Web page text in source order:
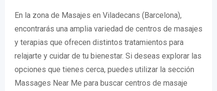
En la zona de Masajes en Viladecans (Barcelona),
encontrarás una amplia variedad de centros de masajes
y terapias que ofrecen distintos tratamientos para
relajarte y cuidar de tu bienestar. Si deseas explorar las
opciones que tienes cerca, puedes utilizar la sección
Massages Near Me para buscar centros de masaje